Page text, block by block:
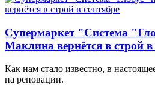
Супермаркет "Система
Маклина вернётся в строй в
Как нам стало известно, в
на реновации.